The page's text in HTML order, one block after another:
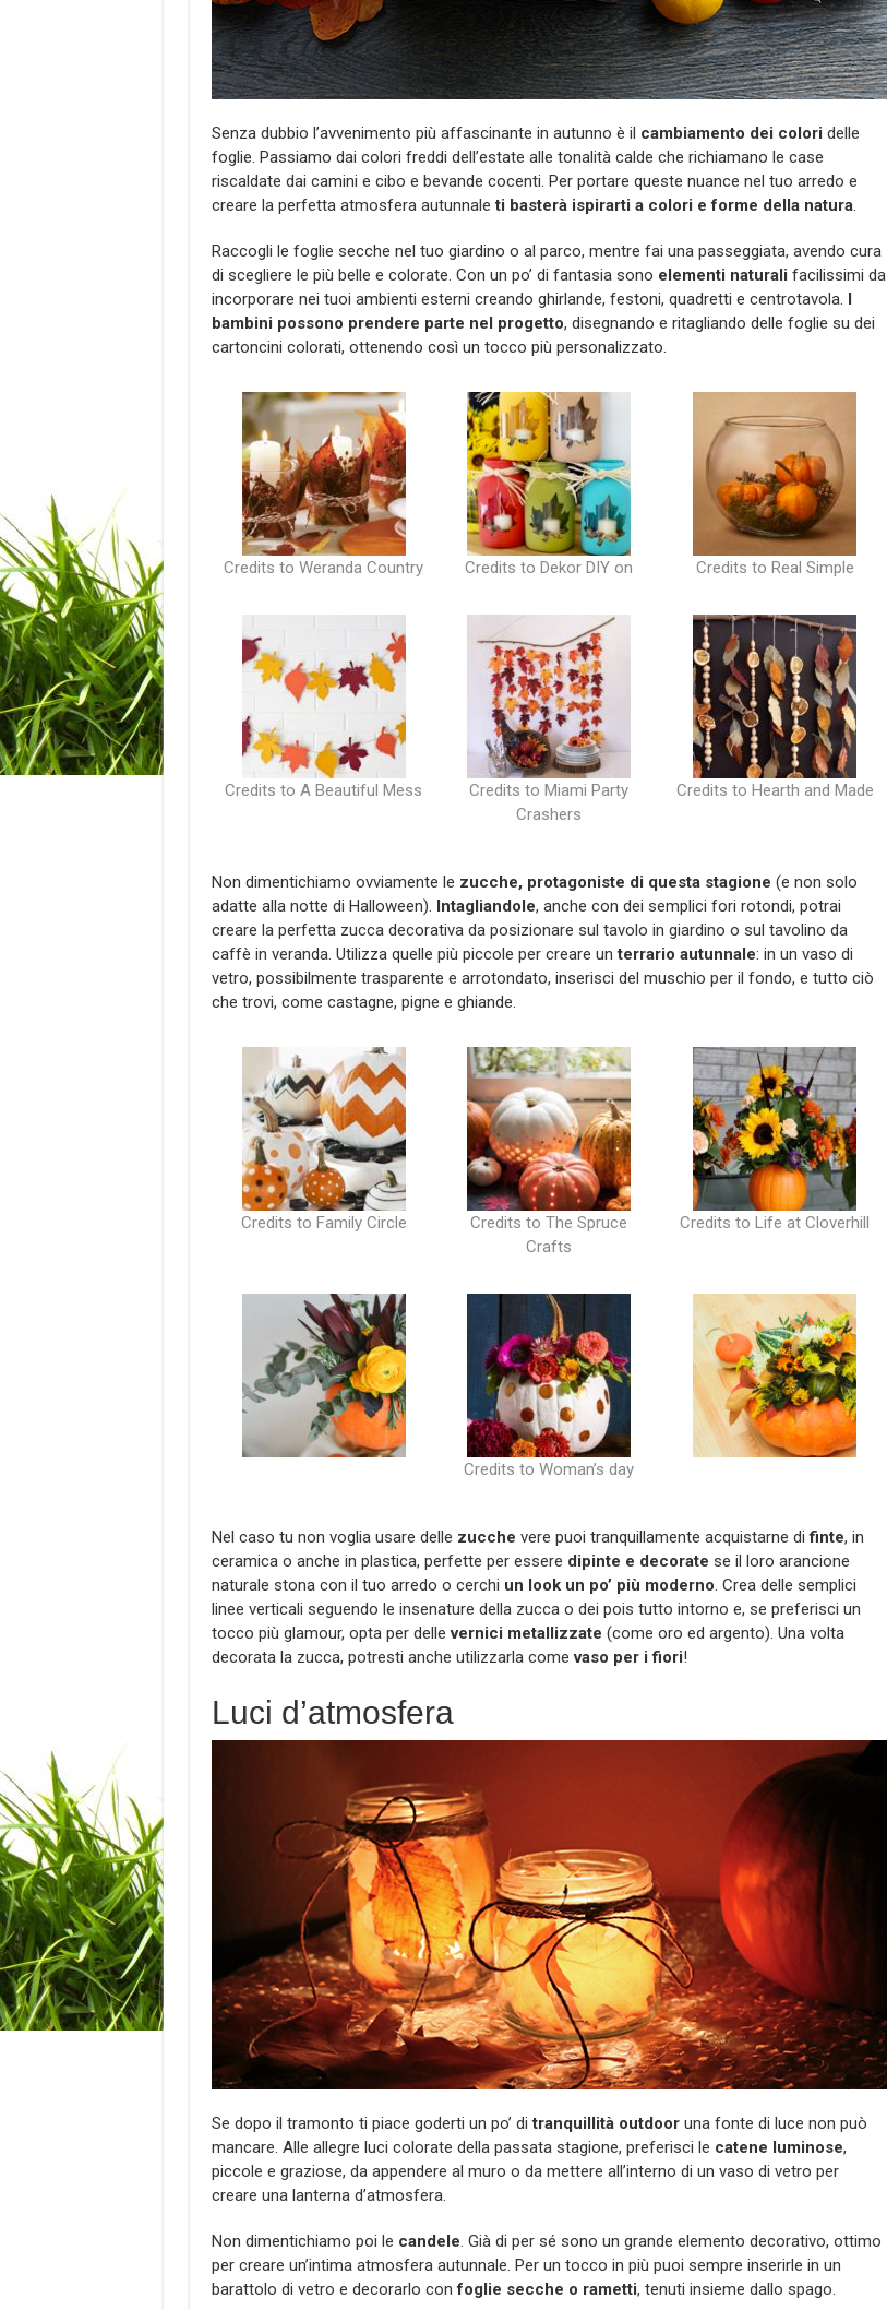
Senza dubbio l’avvenimento più affascinante in autunno è il cambiamento dei colori delle
foglie. Passiamo dai colori freddi dell’estate alle tonalità calde che richiamano le case
riscaldate dai camini e cibo e bevande cocenti. Per portare queste nuance nel tuo arredo e
creare la perfetta atmosfera autunnaleti basterà ispirarti a colori e forme della natura.
Raccogli le foglie secche nel tuo giardino o al parco, mentre fai una passeggiata, avendo cura
di scegliere le più belle e colorate. Con un po’ di fantasia sono elementi naturali facilissimi da
incorporare nei tuoi ambienti esterni creando ghirlande, festoni, quadretti e centrotavola. I
bambini possono prendere parte nel progetto, disegnando e ritagliando delle foglie su dei
cartoncini colorati, ottenendo così un tocco più personalizzato.
Credits to Weranda Country Credits to Dekor DIY on Credits to Real Simple
Credits to A Beautiful Mess
Credits to Miami Party
Crashers
Credits to Hearth and Made
Non dimentichiamo ovviamente le zucche, protagoniste di questa stagione (e non solo
adatte alla notte di Halloween). Intagliandole, anche con dei semplici fori rotondi, potrai
creare la perfetta zucca decorativa da posizionare sul tavolo in giardino o sul tavolino da
caffè in veranda. Utilizza quelle più piccole per creare unterrario autunnale: in un vaso di
vetro, possibilmente trasparente e arrotondato, inserisci del muschio per il fondo, e tutto ciò
che trovi, come castagne, pigne e ghiande.
Credits to Family Circle
Credits to The Spruce
Crafts
Credits to Life at Cloverhill
Credits to Woman’s day
Nel caso tu non voglia usare delle zucche vere puoi tranquillamente acquistarne difinte, in
ceramica o anche in plastica, perfette per essere dipinte e decorate se il loro arancione
naturale stona con il tuo arredo o cerchi un look un po’ più moderno. Crea delle semplici
linee verticali seguendo le insenature della zucca o dei pois tutto intorno e, se preferisci un
tocco più glamour, opta per dellevernici metallizzate (come oro ed argento). Una volta
decorata la zucca, potresti anche utilizzarla come vaso per i fiori!
Luci d’atmosfera
Se dopo il tramonto ti piace goderti un po’ ditranquillità outdooruna fonte di luce non può
mancare. Alle allegre luci colorate della passata stagione, preferisci le catene luminose,
piccole e graziose, da appendere al muro o da mettere all’interno di un vaso di vetro per
creare una lanterna d’atmosfera.
Non dimentichiamo poi le candele. Già di per sé sono un grande elemento decorativo, ottimo
per creare un’intima atmosfera autunnale. Per un tocco in più puoi sempre inserirle in un
barattolo di vetro e decorarlo confoglie secche o rametti, tenuti insieme dallo spago.